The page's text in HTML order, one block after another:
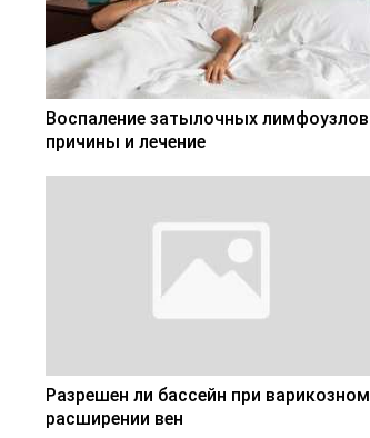
Воспаление затылочных лимфоузлов
причины и лечение
Разрешен ли бассейн при варикозном
расширении вен